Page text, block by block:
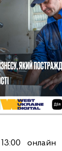
онлайн